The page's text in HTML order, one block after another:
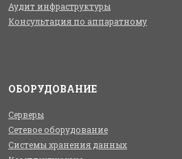
Аудит инфраструктуры
Консультация по аппаратному
ОБОРУДОВАНИЕ
Серверы
Сетевое оборудование
Системы хранения данных